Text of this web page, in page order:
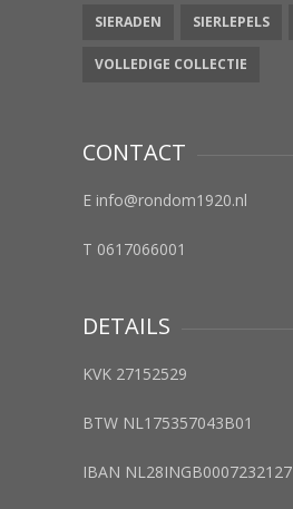
SIERADEN SIERLEPELS
VOLLEDIGE COLLECTIE
CONTACT
E info@rondom1920.nl
T 0617066001
DETAILS
KVK 27152529
BTW NL175357043B01
IBAN NL28INGB0007232127